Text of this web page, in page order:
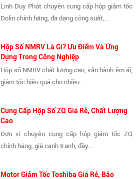
Linh Duy Phát chuyên cung cấp hộp giảm tốc
Dolin chính hãng, đa dạng công suất,...
Hộp Số NMRV Là Gì? Ưu Điểm Và Ứng
Dụng Trong Công Nghiệp
Hộp số NMRV chất lượng cao, vận hành êm ái,
giảm tốc hiệu quả cho nhiều...
Cung Cấp Hộp Số ZQ Giá Rẻ, Chất Lượng
Cao
Đơn vị chuyên cung cấp hộp giảm tốc ZQ
chính hãng, giá cạnh tranh, đầy...
Motor Giảm Tốc Toshiba Giá Rẻ, Bảo